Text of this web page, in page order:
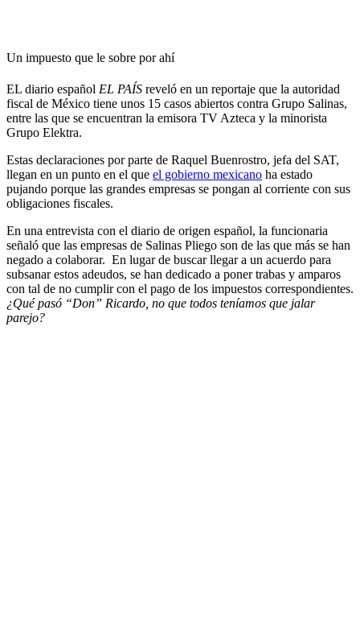
Un impuesto que le sobre por ahí
EL diario español EL PAÍS reveló en un reportaje que la autoridad
fiscal de México tiene unos 15 casos abiertos contra Grupo Salinas,
entre las que se encuentran la emisora TV Azteca y la minorista
Grupo Elektra.
Estas declaraciones por parte de Raquel Buenrostro, jefa del SAT,
llegan en un punto en el que el gobierno mexicano ha estado
pujando porque las grandes empresas se pongan al corriente con sus
obligaciones fiscales.
En una entrevista con el diario de origen español, la funcionaria
señaló que las empresas de Salinas Pliego son de las que más se han
negado a colaborar. En lugar de buscar llegar a un acuerdo para
subsanar estos adeudos, se han dedicado a poner trabas y amparos
con tal de no cumplir con el pago de los impuestos correspondientes.
¿Qué pasó “Don” Ricardo, no que todos teníamos que jalar
parejo?